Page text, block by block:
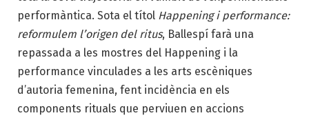
performàntica. Sota el títol Happening i performance:
reformulem l’origen del ritus, Ballespí farà una
repassada a les mostres del Happening i la
performance vinculades a les arts escèniques
d’autoria femenina, fent incidència en els
components rituals que perviuen en accions